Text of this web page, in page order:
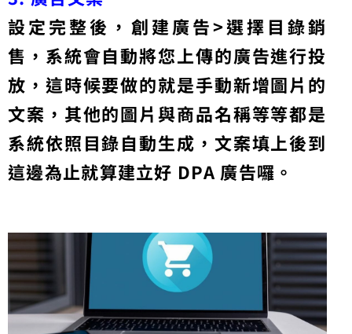
設定完整後，創建廣告>選擇目錄銷
售，系統會自動將您上傳的廣告進行投
放，這時候要做的就是手動新增圖片的
文案，其他的圖片與商品名稱等等都是
系統依照目錄自動生成，文案填上後到
這邊為止就算建立好 DPA 廣告囉。